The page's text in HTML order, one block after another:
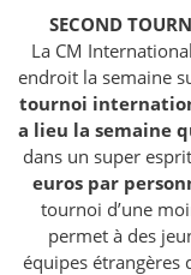
SECOND
La CM
endroit la semaine
tournoi
a lieu la semaine
dans un super
euros par
tournoi d’une
permet à des
équipes étrangères